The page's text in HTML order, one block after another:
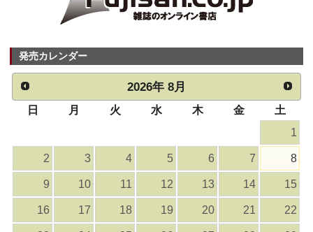
発売カレンダー
2026年 8月
日 月 火 水 木 金
土
1
2 3 4 5 6 7 8
9 10 11 12 13 14 15
16 17 18 19 20 21 22